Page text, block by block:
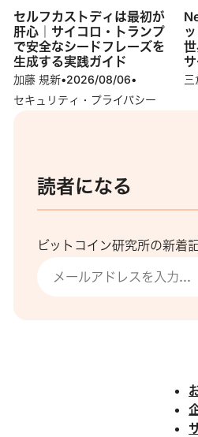
セルフカストディは最初が
肝心｜サイコロ・トランプ
で安全なシードフレーズを
生成する実践ガイド
加藤 規新•2026/08/06•
セキュリティ・プライバシー
読者になる
ビットコイン研究所の新着